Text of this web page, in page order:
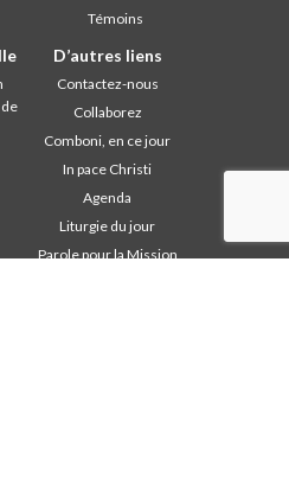
Témoins
D’autres liens
Contactez-nous
Collaborez
Comboni, en ce jour
In pace Christi
Agenda
Liturgie du jour
Parole pour la Mission